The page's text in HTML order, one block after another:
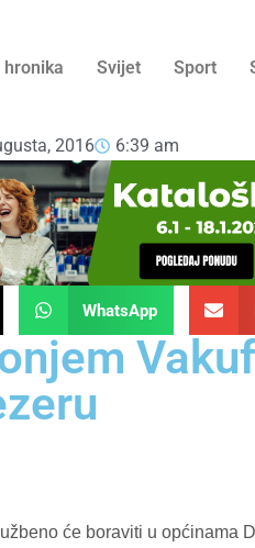
hronika Svijet Sport
2016 6:39 am
WhatsApp
će boraviti u općinama